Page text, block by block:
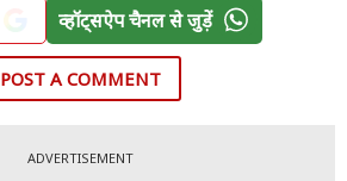
व्हॉट्सऐप चैनल से जुड़ें
POST A COMMENT
ADVERTISEMENT